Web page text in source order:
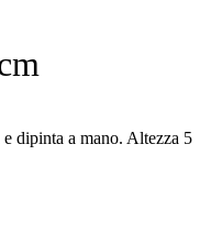
dipinta a mano. Altezza 5